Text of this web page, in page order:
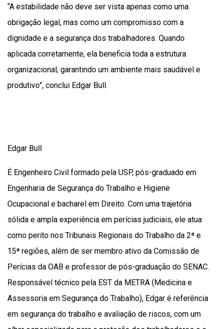
“A estabilidade não deve ser vista apenas como uma
obrigação legal, mas como um compromisso com a
dignidade e a segurança dos trabalhadores. Quando
aplicada corretamente, ela beneficia toda a estrutura
organizacional, garantindo um ambiente mais saudável e
produtivo”, conclui Edgar Bull.
Edgar Bull
É Engenheiro Civil formado pela USP, pós-graduado em
Engenharia de Segurança do Trabalho e Higiene
Ocupacional e bacharel em Direito. Com uma trajetória
sólida e ampla experiência em perícias judiciais, ele atua
como perito nos Tribunais Regionais do Trabalho da 2ª e
15ª regiões, além de ser membro ativo da Comissão de
Perícias da OAB e professor de pós-graduação do SENAC.
Responsável técnico pela EST da METRA (Medicina e
Assessoria em Segurança do Trabalho), Edgar é referência
em segurança do trabalho e avaliação de riscos, com um